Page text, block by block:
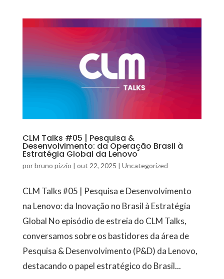
CLM Talks #05 | Pesquisa &
Desenvolvimento: da Operação Brasil à
Estratégia Global da Lenovo
porbruno pizzio | out 22, 2025 | Uncategorized
CLM Talks #05 | Pesquisa e Desenvolvimento
na Lenovo: da Inovação no Brasil à Estratégia
Global No episódio de estreia do CLM Talks,
conversamos sobre os bastidores da área de
Pesquisa & Desenvolvimento (P&D) da Lenovo,
destacando o papel estratégico do Brasil...